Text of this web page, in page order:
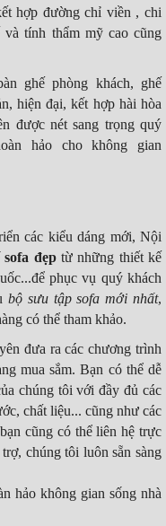
hợp đường chỉ viền , chi
tính thẩm mỹ cao cũng
ghế phòng khách, ghế
hiện đại, kết hợp hài hòa
được nét sang trọng quý
hảo cho không gian
các kiểu dáng mới, Nội
sofa đẹp từ những thiết kế
phục vụ quý khách
bộ sưu tập sofa mới nhất,
có thể tham khảo.
đưa ra các chương trình
mua sắm. Bạn có thể dễ
chúng tôi với đầy đủ các
chất liệu... cũng như các
cũng có thể liên hệ trực
chúng tôi luôn sẵn sàng
hảo không gian sống nhà